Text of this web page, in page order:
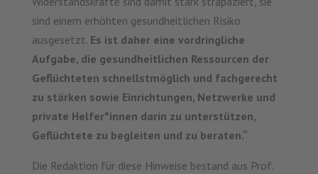
sind einem erhöhten gesundheitlichen Risiko
ausgesetzt. Es ist daher eine vordringliche
Aufgabe, die gesundheitlichen Ressourcen der
Geflüchteten schnellstmöglich und fachgerecht
zu stärken sowie Einrichtungen, Netzwerke und
private Helfer*innen darin zu unterstützen,
Geflüchtete zu begleiten und zu beraten.“
Die Redaktion für diese Hinweise bestand aus Prof.